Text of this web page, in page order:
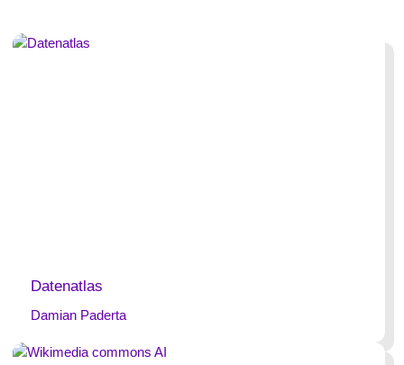
Datenatlas
Damian Paderta